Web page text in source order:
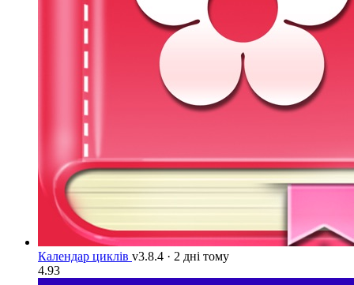
Календар циклів v3.8.4 · 2 дні тому
4.93